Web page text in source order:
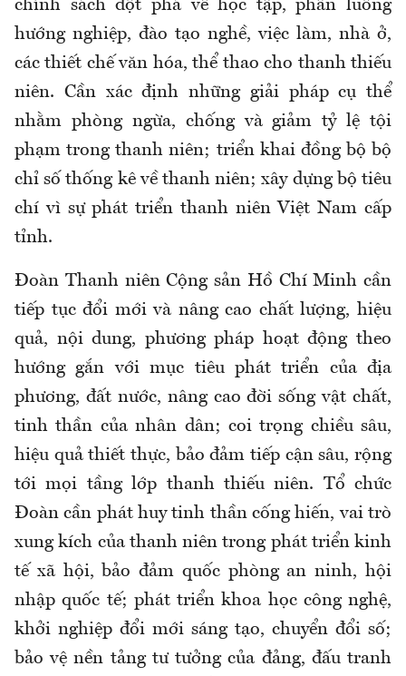
chính sách đột phá về học tập, phân luồng
hướng nghiệp, đào tạo nghề, việc làm, nhà ở,
các thiết chế văn hóa, thể thao cho thanh thiếu
niên. Cần xác định những giải pháp cụ thể
nhằm phòng ngừa, chống và giảm tỷ lệ tội
phạm trong thanh niên; triển khai đồng bộ bộ
chỉ số thống kê về thanh niên; xây dựng bộ tiêu
chí vì sự phát triển thanh niên Việt Nam cấp
tỉnh.
Đoàn Thanh niên Cộng sản Hồ Chí Minh cần
tiếp tục đổi mới và nâng cao chất lượng, hiệu
quả, nội dung, phương pháp hoạt động theo
hướng gắn với mục tiêu phát triển của địa
phương, đất nước, nâng cao đời sống vật chất,
tinh thần của nhân dân; coi trọng chiều sâu,
hiệu quả thiết thực, bảo đảm tiếp cận sâu, rộng
tới mọi tầng lớp thanh thiếu niên. Tổ chức
Đoàn cần phát huy tinh thần cống hiến, vai trò
xung kích của thanh niên trong phát triển kinh
tế xã hội, bảo đảm quốc phòng an ninh, hội
nhập quốc tế; phát triển khoa học công nghệ,
khởi nghiệp đổi mới sáng tạo, chuyển đổi số;
bảo vệ nền tảng tư tưởng của đảng, đấu tranh